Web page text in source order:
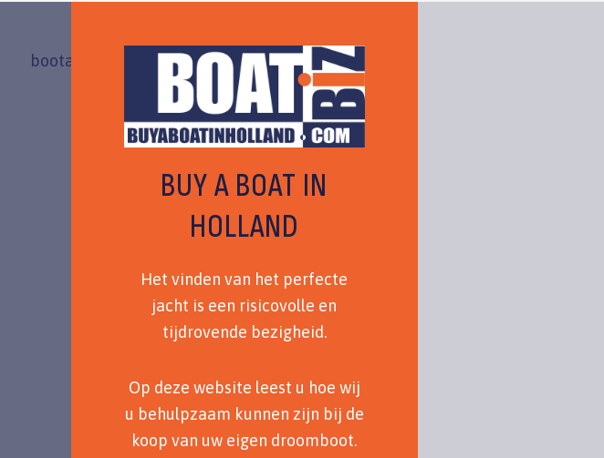
BUY A BOAT IN
HOLLAND
Het vinden van het perfecte
jacht is een risicovolle en
tijdrovende bezigheid.
Op deze website leest u hoe wij
u behulpzaam kunnen zijn bij de
koop van uw eigen droomboot.